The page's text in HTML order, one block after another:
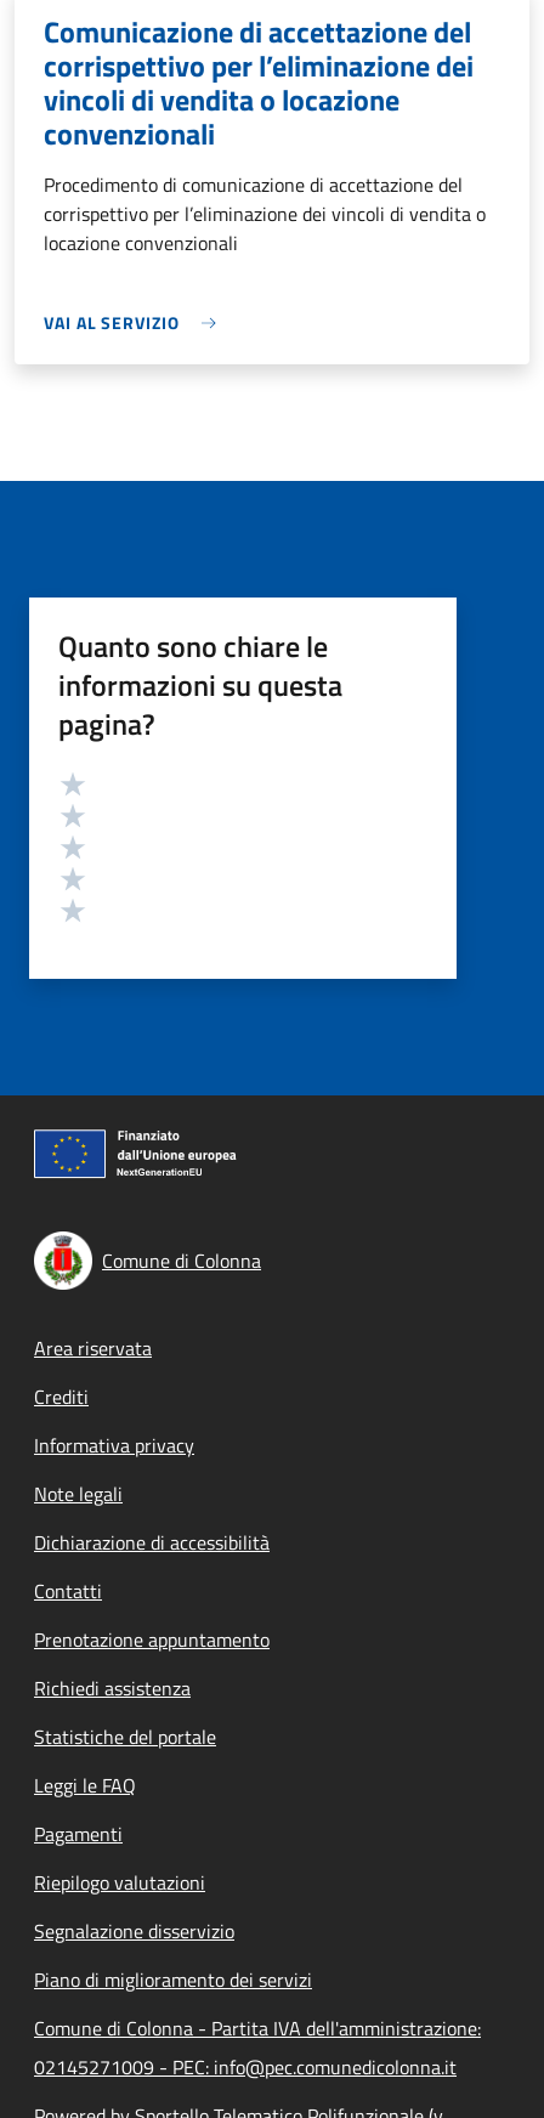
Comunicazione di accettazione del
corrispettivo per l’eliminazione dei
vincoli di vendita o locazione
convenzionali
Procedimento di comunicazione di accettazione del
corrispettivo per l’eliminazione dei vincoli di vendita o
locazione convenzionali
VAI AL SERVIZIO
Quanto sono chiare le
informazioni su questa
pagina?
Valutazione
Comune di Colonna
Footer menu
Area riservata
Crediti
Informativa privacy
Note legali
Dichiarazione di accessibilità
Contatti
Prenotazione appuntamento
Richiedi assistenza
Statistiche del portale
Leggi le FAQ
Pagamenti
Riepilogo valutazioni
Segnalazione disservizio
Piano di miglioramento dei servizi
Comune di Colonna - Partita IVA dell'amministrazione:
02145271009 - PEC: info@pec.comunedicolonna.it